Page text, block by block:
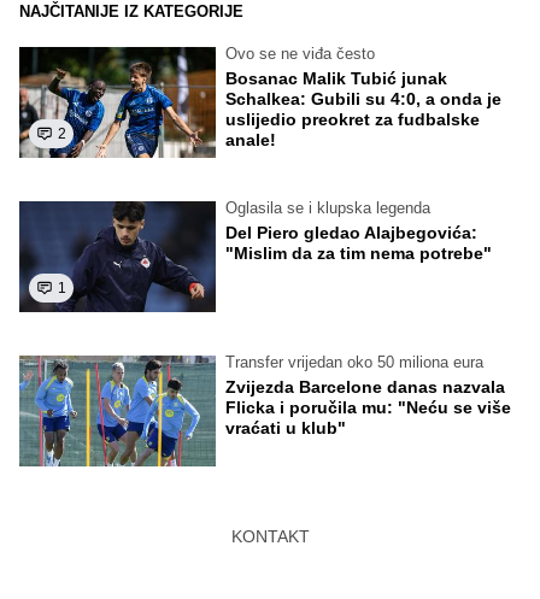
NAJČITANIJE IZ KATEGORIJE
2
Ovo se ne viđa često
Bosanac Malik Tubić junak
Schalkea: Gubili su 4:0, a onda je
uslijedio preokret za fudbalske
anale!
1
Oglasila se i klupska legenda
Del Piero gledao Alajbegovića:
"Mislim da za tim nema potrebe"
Transfer vrijedan oko 50 miliona eura
Zvijezda Barcelone danas nazvala
Flicka i poručila mu: "Neću se više
vraćati u klub"
KONTAKT